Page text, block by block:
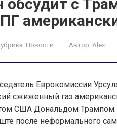
обсудит с
Новости Автор: Alex
Еврокомиссии
сжиженный газ
США Дональдом Трампом.
после неформального